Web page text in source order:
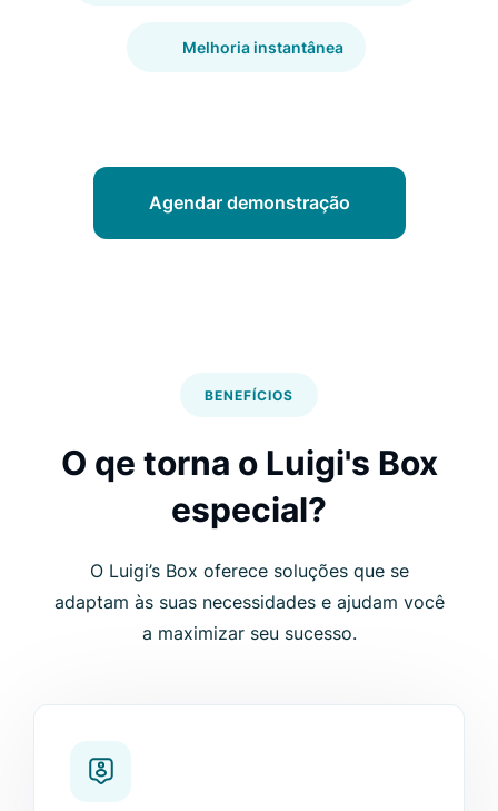
Melhoria instantânea
Agendar demonstração
BENEFÍCIOS
O qe torna o Luigi's Box
especial?
O Luigi’s Box oferece soluções que se
adaptam às suas necessidades e ajudam você
a maximizar seu sucesso.